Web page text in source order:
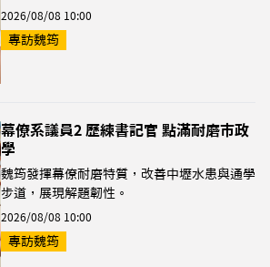
2026/08/08 10:00
專訪魏筠
幕僚系議員2 歷練書記官 點滿耐磨市政
學
魏筠發揮幕僚耐磨特質，改善中壢水患與通學
步道，展現解題韌性。
2026/08/08 10:00
專訪魏筠